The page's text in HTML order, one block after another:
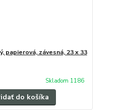
papierová, závesná, 23 x 33
Skladom 1186
do košíka